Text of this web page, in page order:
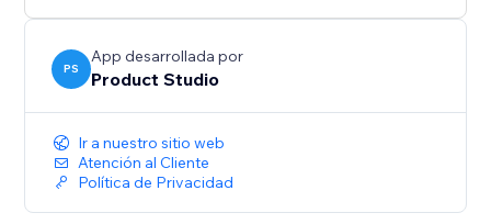
PS
App desarrollada por
Product Studio
Ir a nuestro sitio web
Atención al Cliente
Política de Privacidad